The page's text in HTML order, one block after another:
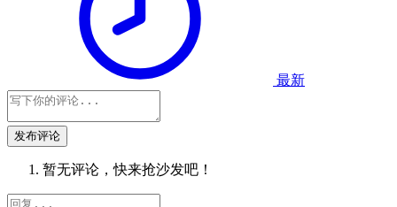
最新
发布评论
暂无评论，快来抢沙发吧！